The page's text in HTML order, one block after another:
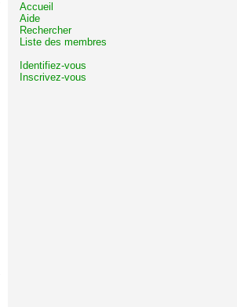
Accueil
Aide
Rechercher
Liste des membres
Identifiez-vous
Inscrivez-vous